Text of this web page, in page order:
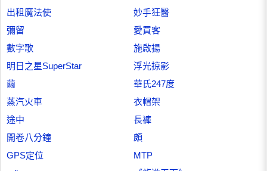
出租魔法使
妙手狂醫
彌留
愛買客
數字歌
施啟揚
明日之星SuperStar
浮光掠影
繭
華氏247度
蒸汽火車
衣帽架
途中
長褲
開卷八分鐘
頗
GPS定位
MTP